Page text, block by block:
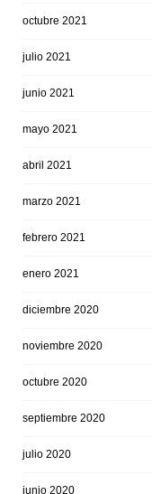
octubre 2021
julio 2021
junio 2021
mayo 2021
abril 2021
marzo 2021
febrero 2021
enero 2021
diciembre 2020
noviembre 2020
octubre 2020
septiembre 2020
julio 2020
junio 2020